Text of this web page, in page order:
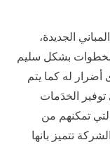
الجديدة،
بشكل سليم
له كما يتم
الخدَمات
تمكنهم من
تتميز بانها